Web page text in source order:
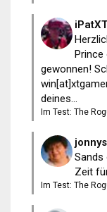
Prince
gewonnen!
deines...
Im Test: The
Sands
Zeit
Im Test: The